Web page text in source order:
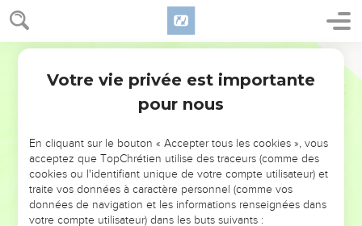
NE MANQUEZ PAS L’ÉVÉNEMENT
DE L’ANNÉE !
ET SI LEURS ERREURS POUVAIENT VOUS ÉVITER LES
VOTRES ?
Votre vie privée est importante
pour nous
En cliquant sur le bouton « Accepter tous les cookies », vous
acceptez que TopChrétien utilise des traceurs (comme des
cookies ou l'identifiant unique de votre compte utilisateur) et
traite vos données à caractère personnel (comme vos
données de navigation et les informations renseignées dans
votre compte utilisateur) dans les buts suivants :